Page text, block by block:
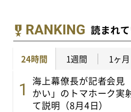
RANKING 読まれ
24時間 1週間 1ヶ月
海上幕僚長が記者会
かい」のトマホーク実
て説明（8月4日）